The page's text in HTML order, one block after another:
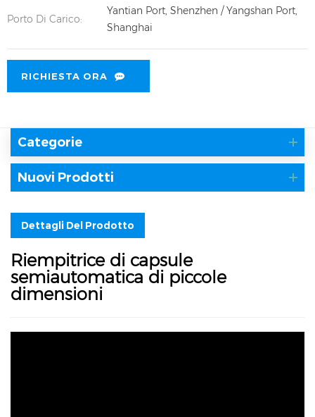
Porto Di Carico:
Yantian Port, Shenzhen / Yangshan Port,
Shanghai
RICHIESTA ORA
Categorie
Nuovi Prodotti
Dettagli Del Prodotto
Riempitrice di capsule
semiautomatica di piccole
dimensioni